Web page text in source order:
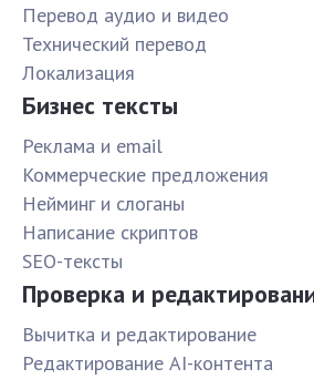
Перевод аудио и видео
Технический перевод
Локализация
Бизнес тексты
Реклама и email
Коммерческие предложения
Нейминг и слоганы
Написание скриптов
SEO-тексты
Проверка и
Вычитка и редактирование
Редактирование AI-контента